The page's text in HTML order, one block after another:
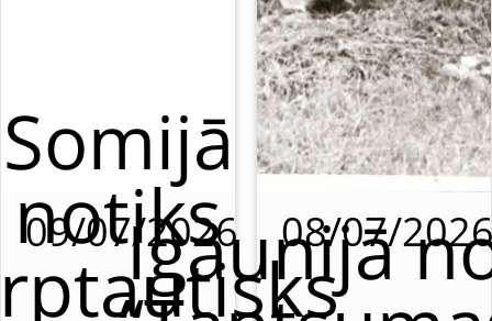
09/07/2026
Somijā
notiks 08/07/
Igaunijā